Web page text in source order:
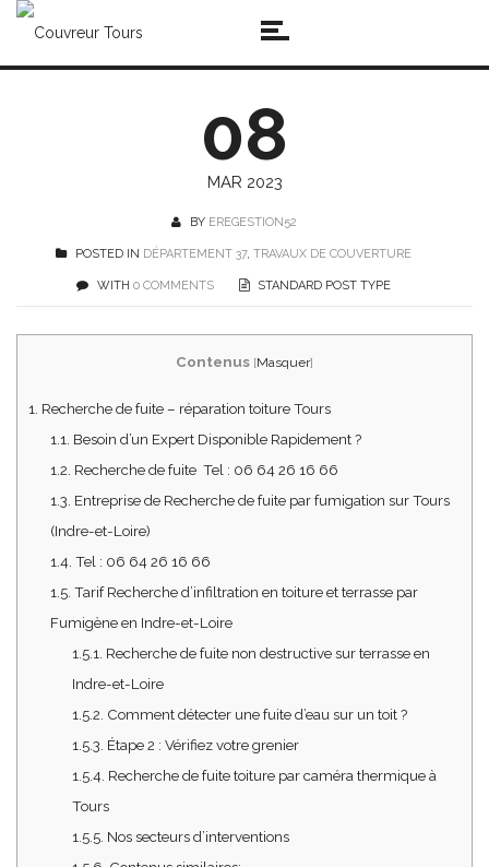
08
MAR 2023
BY EREGESTION52
POSTED IN DÉPARTEMENT 37, TRAVAUX DE COUVERTURE
WITH 0 COMMENTS STANDARD POST TYPE
Contenus [Masquer]
1. Recherche de fuite – réparation toiture Tours
1.1. Besoin d’un Expert Disponible Rapidement ?
1.2. Recherche de fuite Tel : 06 64 26 16 66
1.3. Entreprise de Recherche de fuite par fumigation sur Tours
(Indre-et-Loire)
1.4. Tel : 06 64 26 16 66
1.5. Tarif Recherche d’infiltration en toiture et terrasse par
Fumigène en Indre-et-Loire
1.5.1. Recherche de fuite non destructive sur terrasse en
Indre-et-Loire
1.5.2. Comment détecter une fuite d’eau sur un toit ?
1.5.3. Étape 2 : Vérifiez votre grenier
1.5.4. Recherche de fuite toiture par caméra thermique à
Tours
1.5.5. Nos secteurs d’interventions